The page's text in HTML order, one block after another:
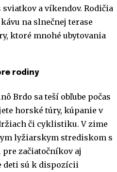
a víkendov. Rodičia
na slnečnej terase
ktoré mnohé ubytovania
rodiny
Brdo sa teší obľube počas
horské túry, kúpanie v
či cyklistiku. V zime
lyžiarskym strediskom s
začiatočníkov aj
deti sú k dispozícii